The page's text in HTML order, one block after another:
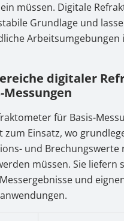
müssen. Digitale
Grundlage und
Arbeitsumgebungen
digitaler
Messungen
für Basis-
zum Einsatz, wo
und Brechungswerte
müssen. Sie liefern
und